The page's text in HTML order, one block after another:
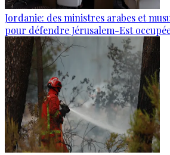
Jordanie: des ministres arabes et
pour défendre Jérusalem-Est